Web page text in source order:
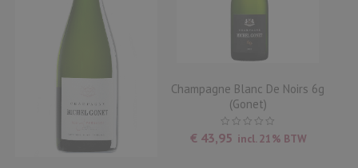
Champagne Blanc De Noirs 6g
(Gonet)
€ 43,95 incl. 21% BTW